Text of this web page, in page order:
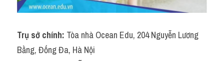
Trụ sở chính: Tòa nhà Ocean Edu, 204 Nguyễn Lương
Bằng, Đống Đa, Hà Nội